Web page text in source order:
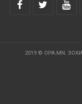
2019 © OPA.MN.